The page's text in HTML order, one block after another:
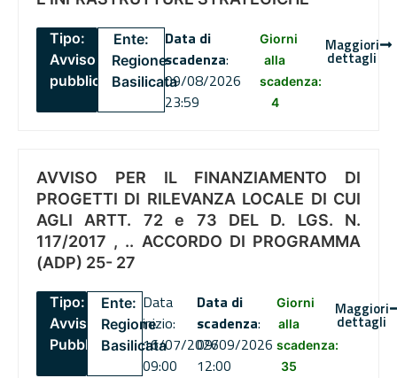
Tipo:
Avviso
pubblico
Ente:
Regione
Basilicata
Data di
scadenza:
09/08/2026
23:59
Giorni
alla
scadenza:
4
Maggiori
dettagli
AVVISO PER IL FINANZIAMENTO DI
PROGETTI DI RILEVANZA LOCALE DI CUI
AGLI ARTT. 72 e 73 DEL D. LGS. N.
117/2017 , .. ACCORDO DI PROGRAMMA
(ADP) 25- 27
Tipo:
Avviso
Pubblico
Ente:
Regione
Basilicata
Data
inizio:
16/07/2026
09:00
Data di
scadenza:
09/09/2026
12:00
Giorni
alla
scadenza:
35
Maggiori
dettagli